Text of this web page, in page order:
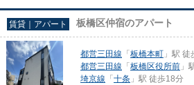
賃貸｜アパート 板橋区仲宿のアパート
都営三田線 「 板橋本町 」駅 徒
都営三田線 「 板橋区役所前 」
埼京線 「 十条 」駅 徒歩18分